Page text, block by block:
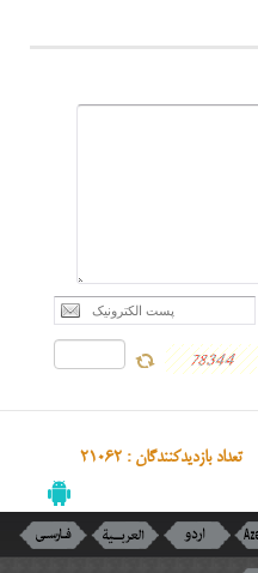
تعداد بازدیدکنندگان : 21062